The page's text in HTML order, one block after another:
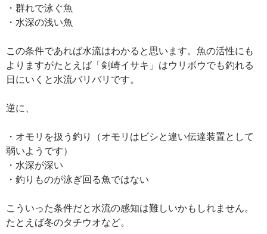
・群れで泳ぐ魚
・水深の浅い魚
この条件であれば水流はわかると思います。魚の活性にも
よりますがたとえば「剣崎イサキ」はウリボウでも釣れる
日にいくと水流バリバリです。
逆に、
・オモリを扱う釣り（オモリはビシと違い伝達装置として
弱いようです）
・水深が深い
・釣りものが泳ぎ回る魚ではない
こういった条件だと水流の感知は難しいかもしれません。
たとえば冬のタチウオなど。